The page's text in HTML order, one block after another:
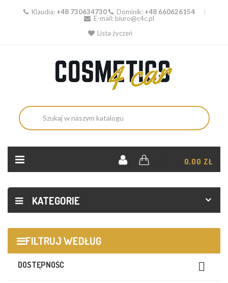
Klaudia: +48 730634730 Dominik: +48 660626154
E-mail: biuro@c4c.pl
Lista życzeń
0,00 ZŁ
KATEGORIE
FILTRUJ WEDŁUG
DOSTĘPNOŚĆ 